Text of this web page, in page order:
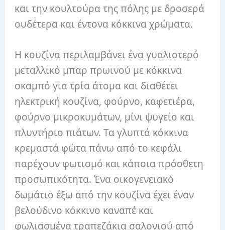
και την κουλτούρα της πόλης με δροσερά
ουδέτερα και έντονα κόκκινα χρώματα.
Η κουζίνα περιλαμβάνει ένα γυαλιστερό
μεταλλικό μπαρ πρωινού με κόκκινα
σκαμπό για τρία άτομα και διαθέτει
ηλεκτρική κουζίνα, φούρνο, καφετιέρα,
φούρνο μικροκυμάτων, μίνι ψυγείο και
πλυντήριο πιάτων. Τα γλυπτά κόκκινα
κρεμαστά φώτα πάνω από το κεφάλι
παρέχουν φωτισμό και κάποια πρόσθετη
προσωπικότητα. Ένα οικογενειακό
δωμάτιο έξω από την κουζίνα έχει έναν
βελούδινο κόκκινο καναπέ και
φωλιασμένα τραπεζάκια σαλονιού από